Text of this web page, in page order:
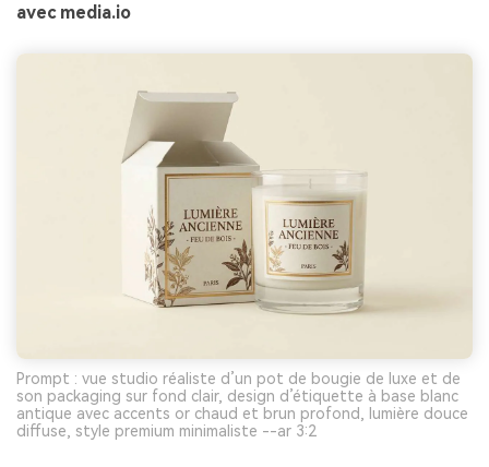
avec media.io
Prompt : vue studio réaliste d’un pot de bougie de luxe et de
son packaging sur fond clair, design d’étiquette à base blanc
antique avec accents or chaud et brun profond, lumière douce
diffuse, style premium minimaliste --ar 3:2